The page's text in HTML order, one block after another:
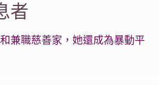
者
兼職慈善家，她還成為暴動平